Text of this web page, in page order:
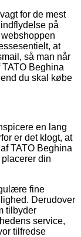
for de mest
på
at
så man når
Beghina
du skal købe
en lang
er det klogt, at
TATO Beghina
din
fine
Derudover
tilbyder
service,
tilfredse